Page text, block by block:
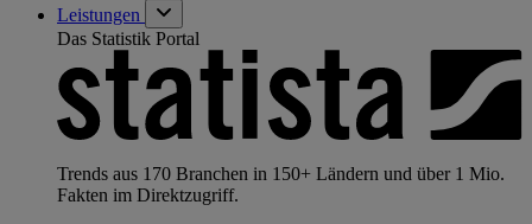
Leistungen
Das Statistik Portal
Trends aus 170 Branchen in 150+ Ländern und über 1 Mio.
Fakten im Direktzugriff.